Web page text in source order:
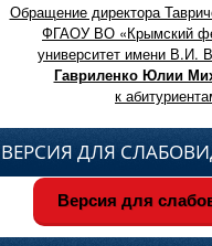
Обращение директора
ФГАОУ ВО «Крымский
университет имени В.И.
Гавриленко Юлии
к
ВЕРСИЯ ДЛЯ
Версия для